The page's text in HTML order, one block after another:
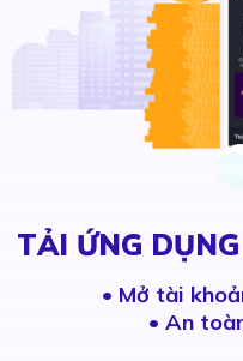
TẢI ỨNG
• Mở tài
• An